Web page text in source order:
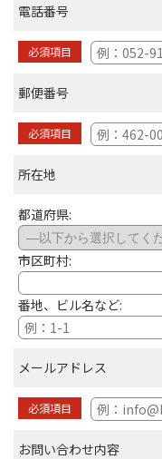
電話番号
必須項目
郵便番号
必須項目
所在地
都道府県:
市区町村:
番地、ビル名など:
メールアドレス
必須項目
お問い合わせ内容